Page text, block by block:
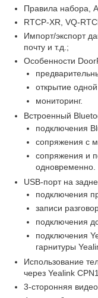
Правила набора,
RTCP-XR, VQ-
Импорт/экспорт
почту и т.д.;
Особенности
открытие
мониторинг.
Встроенный
подключения
сопряжения с
сопряжения и
одновременно.
USB-порт на
подключения
записи
подключения
подключения
гарнитуры
Использование
через Yealink
3-сторонняя